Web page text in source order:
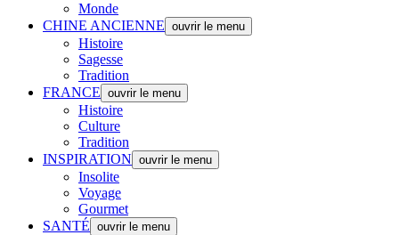
Monde
CHINE ANCIENNE ouvrir le menu
Histoire
Sagesse
Tradition
FRANCE ouvrir le menu
Histoire
Culture
Tradition
INSPIRATION ouvrir le menu
Insolite
Voyage
Gourmet
SANTÉ ouvrir le menu